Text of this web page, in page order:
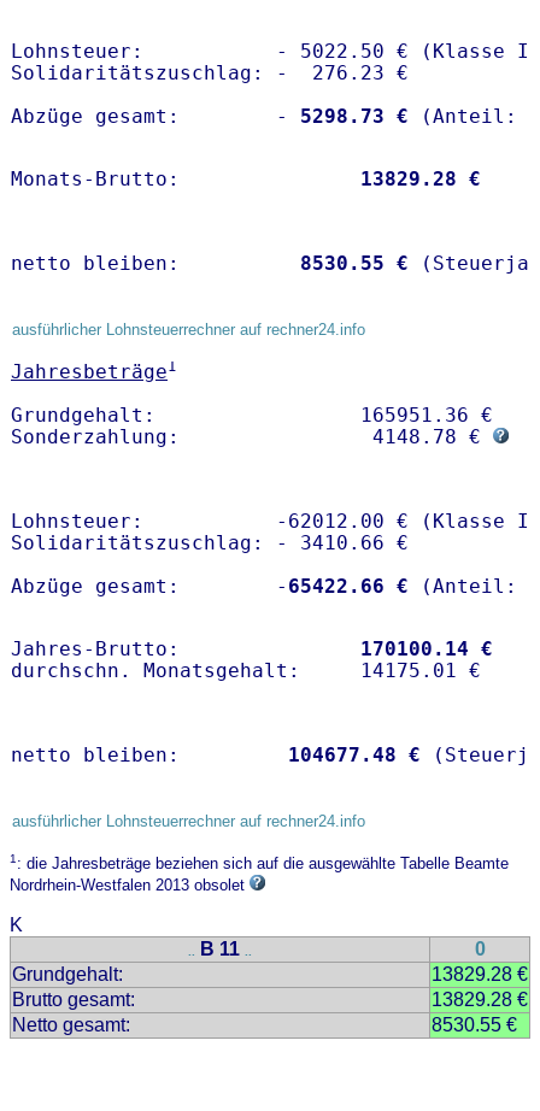
Lohnsteuer:           - 5022.50 € (Klasse I)
Solidaritätszuschlag: -  276.23 €
Abzüge gesamt:        -
5298.73 €
Monats-Brutto: 13829.28 €
netto bleiben: 8530.55 €
ausführlicher Lohnsteuerrechner auf rechner24.info
Jahresbeträge1
Grundgehalt:                 165951.36 €
Sonderzahlung:                4148.78 €
Lohnsteuer:           -62012.00 € (Klasse I)
Solidaritätszuschlag: - 3410.66 €
Abzüge gesamt:        - 65422.66 €
Jahres-Brutto: 170100.14 €
netto bleiben: 104677.48 €
ausführlicher Lohnsteuerrechner auf rechner24.info
1: die Jahresbeträge beziehen sich auf die ausgewählte Tabelle Beamte
Nordrhein-Westfalen 2013 obsolet
K
.. B 11 ..
0
Grundgehalt:
13829.28 €
Brutto gesamt:
13829.28 €
Netto gesamt:
8530.55 €